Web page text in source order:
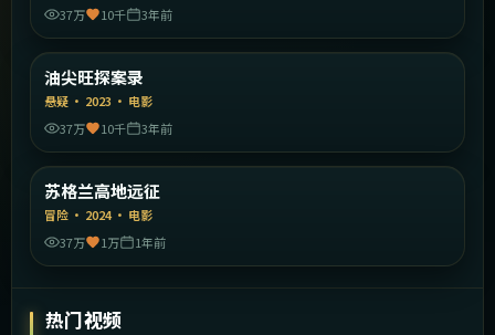
37万
10千 3年前
精选
油尖旺探案录
悬疑 · 2023 · 电影
37万
10千 3年前
精选
苏格兰高地远征
冒险 · 2024· 电影
37万
1万 1年前
热门视频